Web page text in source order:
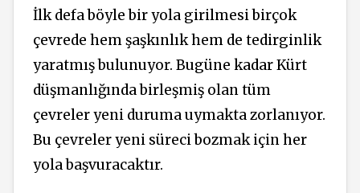
İlk defa böyle bir yola girilmesi birçok
çevrede hem şaşkınlık hem de tedirginlik
yaratmış bulunuyor. Bugüne kadar Kürt
düşmanlığında birleşmiş olan tüm
çevreler yeni duruma uymakta zorlanıyor.
Bu çevreler yeni süreci bozmak için her
yola başvuracaktır.